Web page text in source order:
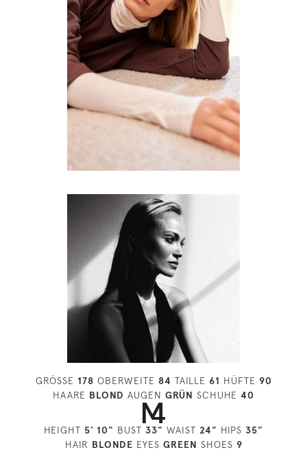
GRÖSSE 178 OBERWEITE 84 TAILLE 61 HÜFTE 90
HAARE BLOND AUGEN GRÜN SCHUHE 40
HEIGHT 5' 10" BUST 33" WAIST 24" HIPS 35"
HAIR BLONDE EYES GREEN SHOES 9